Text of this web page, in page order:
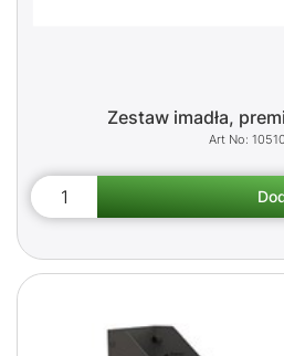
Zestaw imadła,
10510